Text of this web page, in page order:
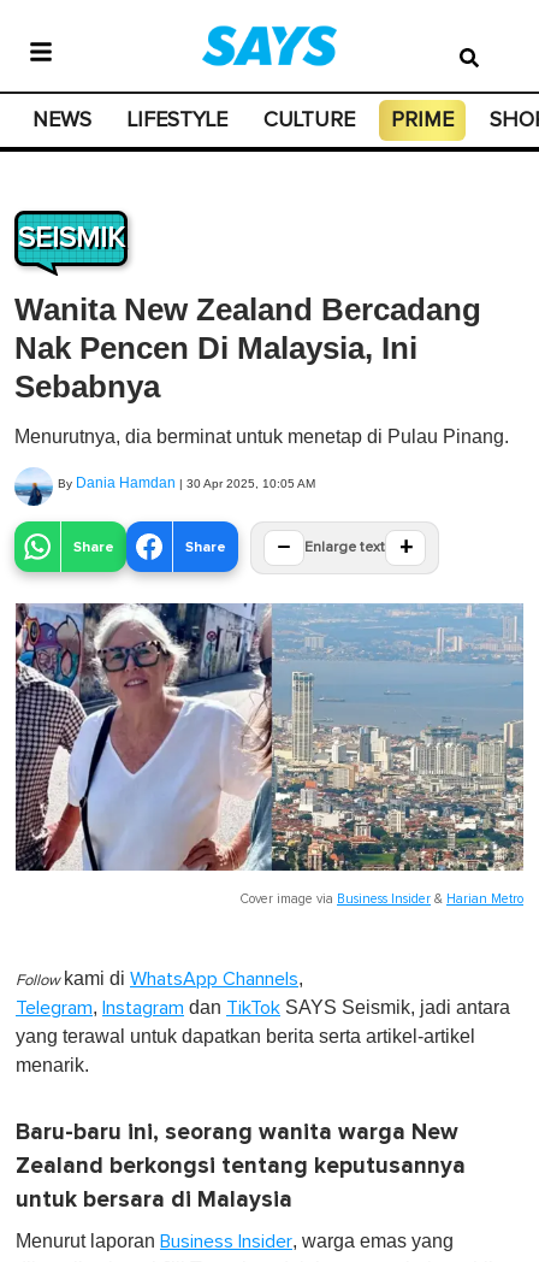
NEWS LIFESTYLE CULTURE PRIME
SEISMIK
Wanita New Zealand Bercadang
Nak Pencen Di Malaysia, Ini
Sebabnya
Menurutnya, dia berminat untuk menetap di Pulau Pinang.
By Dania Hamdan | 30 Apr 2025, 10:05 AM
Share Share − Enlarge text +
Cover image via Business Insider & Harian Metro
Follow kami di WhatsApp Channels,
Telegram, Instagram dan TikTok SAYS Seismik, jadi antara
yang terawal untuk dapatkan berita serta artikel-artikel
menarik.
Baru-baru ini, seorang wanita warga New
Zealand berkongsi tentang keputusannya
untuk bersara di Malaysia
Menurut laporan Business Insider, warga emas yang